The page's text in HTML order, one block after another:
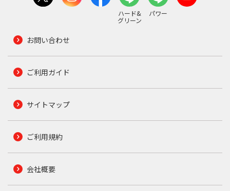
ハード&
グリーン
パワー
お問い合わせ
ご利用ガイド
サイトマップ
ご利用規約
会社概要